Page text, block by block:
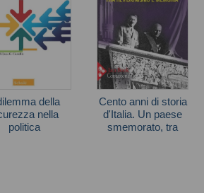
della
nella
politica
Cento anni di storia
d'Italia. Un paese
smemorato, tra